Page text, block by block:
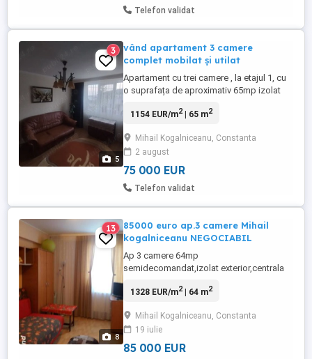
Telefon validat
5
3
vând apartament 3 camere
complet mobilat și utilat
Apartament cu trei camere , la etajul 1, cu
o suprafața de aproximativ 65mp izolat
utilat așa cum se vede in poze. Amplasat
particulari și în proximitatea Penny Market
( 5 min de mers pe jos) , accesul se face
direct ...
1154 EUR/m2| 65 m2
Mihail Kogalniceanu, Constanta
2 august
75 000 EUR
Telefon validat
8
13
85000 euro ap.3 camere Mihail
kogalniceanu NEGOCIABIL
Ap 3 camere 64mp
semidecomandat,izolat exterior,centrala
tot apartamentul,boxa 6 mp cu
6mp,pod inchis cu cheie la intrare.bloc din
caramida cu pereti la 2 randuri de
caramida. Scara curata cu interfon si
1328 EUR/m2| 64 m2
Mihail Kogalniceanu, Constanta
19 iulie
85 000 EUR